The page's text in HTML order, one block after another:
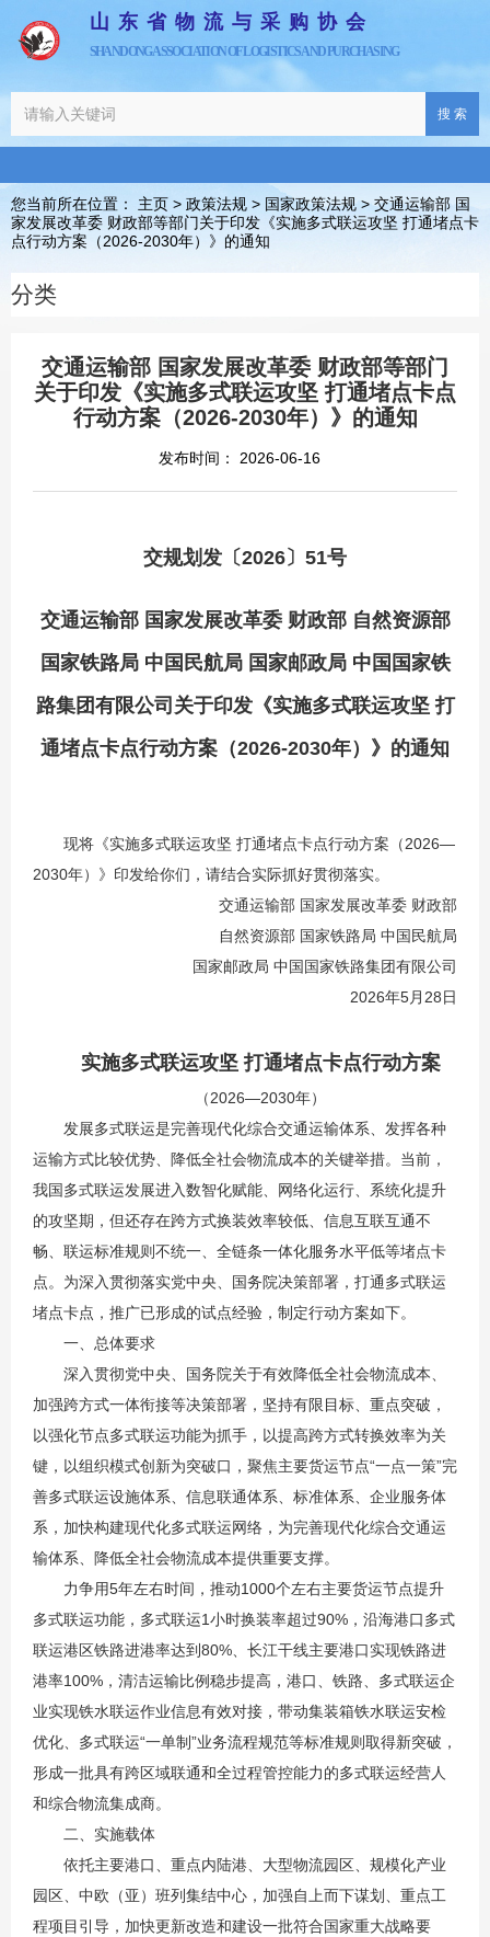
山东省物流与采购协会
SHANDONG ASSOCIATION OF LOGISTICS AND PURCHASING
搜 索
您当前所在位置： 主页 > 政策法规 > 国家政策法规 >交通运输部 国
家发展改革委 财政部等部门关于印发《实施多式联运攻坚 打通堵点卡
点行动方案（2026-2030年）》的通知
分类
交通运输部 国家发展改革委 财政部等部门
关于印发《实施多式联运攻坚 打通堵点卡点
行动方案（2026-2030年）》的通知
发布时间： 2026-06-16
交规划发〔2026〕51号
交通运输部 国家发展改革委 财政部 自然资源部
国家铁路局 中国民航局 国家邮政局 中国国家铁
路集团有限公司关于印发《实施多式联运攻坚 打
通堵点卡点行动方案（2026-2030年）》的通知
现将《实施多式联运攻坚 打通堵点卡点行动方案（2026—
2030年）》印发给你们，请结合实际抓好贯彻落实。
交通运输部 国家发展改革委 财政部
自然资源部 国家铁路局 中国民航局
国家邮政局 中国国家铁路集团有限公司
2026年5月28日
实施多式联运攻坚 打通堵点卡点行动方案
（2026—2030年）
发展多式联运是完善现代化综合交通运输体系、发挥各种
运输方式比较优势、降低全社会物流成本的关键举措。当前，
我国多式联运发展进入数智化赋能、网络化运行、系统化提升
的攻坚期，但还存在跨方式换装效率较低、信息互联互通不
畅、联运标准规则不统一、全链条一体化服务水平低等堵点卡
点。为深入贯彻落实党中央、国务院决策部署，打通多式联运
堵点卡点，推广已形成的试点经验，制定行动方案如下。
一、总体要求
深入贯彻党中央、国务院关于有效降低全社会物流成本、
加强跨方式一体衔接等决策部署，坚持有限目标、重点突破，
以强化节点多式联运功能为抓手，以提高跨方式转换效率为关
键，以组织模式创新为突破口，聚焦主要货运节点“一点一策”完
善多式联运设施体系、信息联通体系、标准体系、企业服务体
系，加快构建现代化多式联运网络，为完善现代化综合交通运
输体系、降低全社会物流成本提供重要支撑。
力争用5年左右时间，推动1000个左右主要货运节点提升
多式联运功能，多式联运1小时换装率超过90%，沿海港口多式
联运港区铁路进港率达到80%、长江干线主要港口实现铁路进
港率100%，清洁运输比例稳步提高，港口、铁路、多式联运企
业实现铁水联运作业信息有效对接，带动集装箱铁水联运安检
优化、多式联运“一单制”业务流程规范等标准规则取得新突破，
形成一批具有跨区域联通和全过程管控能力的多式联运经营人
和综合物流集成商。
二、实施载体
依托主要港口、重点内陆港、大型物流园区、规模化产业
园区、中欧（亚）班列集结中心，加强自上而下谋划、重点工
程项目引导，加快更新改造和建设一批符合国家重大战略要